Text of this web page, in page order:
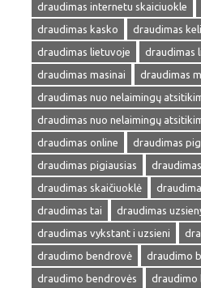
draudimas internetu skaiciuokle
draudimas kasko
draudimas
draudimas lietuvoje
draudimas
draudimas masinai
draudimas
draudimas nuo nelaimingų
draudimas nuo nelaimingų
draudimas online
draudimas
draudimas pigiausias
draudimas skaičiuoklė
draudimas tai
draudimas
draudimas vykstant i uzsieni
draudimo bendrovė
draudimo
draudimo bendrovės
draudimo